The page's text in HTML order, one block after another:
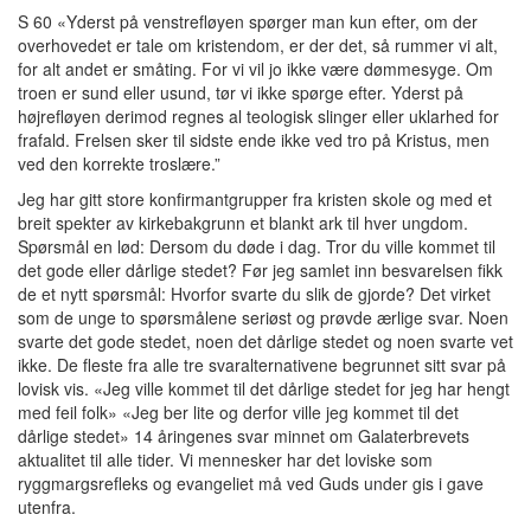
S 60 «Yderst på venstrefløyen spørger man kun efter, om der
overhovedet er tale om kristendom, er der det, så rummer vi alt,
for alt andet er småting. For vi vil jo ikke være dømmesyge. Om
troen er sund eller usund, tør vi ikke spørge efter. Yderst på
højrefløyen derimod regnes al teologisk slinger eller uklarhed for
frafald. Frelsen sker til sidste ende ikke ved tro på Kristus, men
ved den korrekte troslære.”
Jeg har gitt store konfirmantgrupper fra kristen skole og med et
breit spekter av kirkebakgrunn et blankt ark til hver ungdom.
Spørsmål en lød: Dersom du døde i dag. Tror du ville kommet til
det gode eller dårlige stedet? Før jeg samlet inn besvarelsen fikk
de et nytt spørsmål: Hvorfor svarte du slik de gjorde? Det virket
som de unge to spørsmålene seriøst og prøvde ærlige svar. Noen
svarte det gode stedet, noen det dårlige stedet og noen svarte vet
ikke. De fleste fra alle tre svaralternativene begrunnet sitt svar på
lovisk vis. «Jeg ville kommet til det dårlige stedet for jeg har hengt
med feil folk» «Jeg ber lite og derfor ville jeg kommet til det
dårlige stedet» 14 åringenes svar minnet om Galaterbrevets
aktualitet til alle tider. Vi mennesker har det loviske som
ryggmargsrefleks og evangeliet må ved Guds under gis i gave
utenfra.